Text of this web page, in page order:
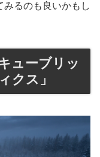
みるのも良いかもし
ューブリッ
クス」